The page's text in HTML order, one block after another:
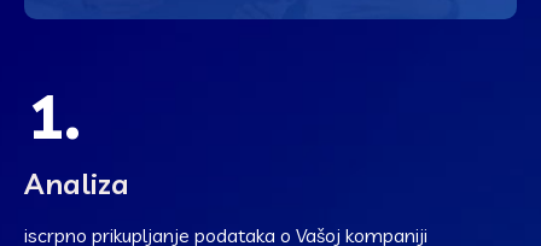
1.
Analiza
iscrpno prikupljanje podataka o Vašoj kompaniji